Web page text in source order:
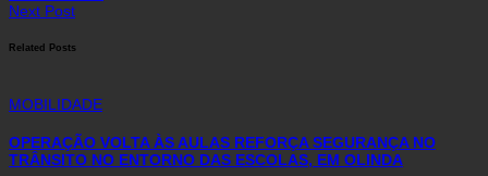
Next Post
Related Posts
MOBILIDADE
OPERAÇÃO VOLTA ÀS AULAS REFORÇA SEGURANÇA NO
TRÂNSITO NO ENTORNO DAS ESCOLAS, EM OLINDA